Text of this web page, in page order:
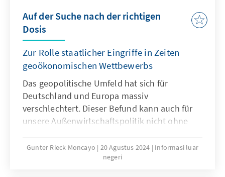
Auf der Suche nach der richtigen
Dosis
Zur Rolle staatlicher Eingriffe in Zeiten
geoökonomischen Wettbewerbs
Das geopolitische Umfeld hat sich für
Deutschland und ­Europa massiv
verschlechtert. Dieser Befund kann auch für
unsere Außenwirtschaftspolitik nicht ohne
daher in aller Munde. Der ­Anspruch an den
Staat, zur Wahrung der eigenen Sicherheit
Gunter Rieck Moncayo 20 Agustus 2024
Informasi luar
negeri